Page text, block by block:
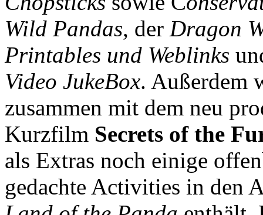
Wild Pandas, der Dragon
Printables und Weblinks
Video JukeBox. Außerdem
zusammen mit dem neu
Kurzfilm Secrets of the
als Extras noch einige
gedachte Activities in den